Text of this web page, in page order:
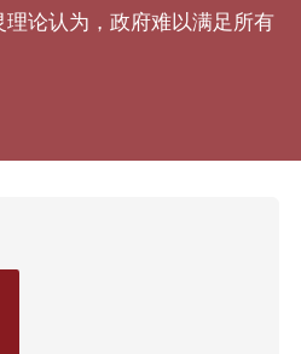
论认为，政府难以满足所有